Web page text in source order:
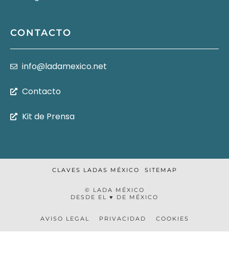
CONTACTO
info@ladamexico.net
Contacto
Kit de Prensa
AVISO LEGAL PRIVACIDAD COOKIES
© LADA MÉXICO
DESDE EL ♥ DE MÉXICO
CLAVES LADAS MÉXICO SITEMAP